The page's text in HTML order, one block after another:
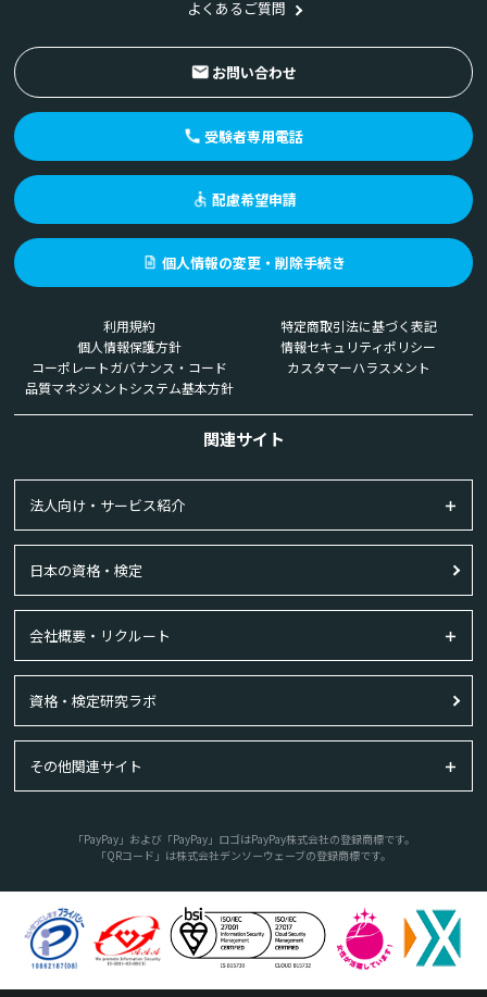
よくあるご質問
お問い合わせ
受験者専用電話
配慮希望申請
個人情報の変更・削除手続き
利用規約
特定商取引法に基づく表記
個人情報保護方針
情報セキュリティポリシー
コーポレートガバナンス・コード
カスタマーハラスメント
品質マネジメントシステム基本方針
関連サイト
法人向け・サービス紹介
日本の資格・検定
会社概要・リクルート
資格・検定研究ラボ
その他関連サイト
「PayPay」および「PayPay」ロゴはPayPay株式会社の登録商標です。
「QRコード」は株式会社デンソーウェーブの登録商標です。